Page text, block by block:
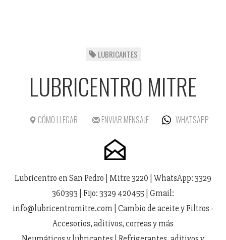
LUBRICANTES
LUBRICENTRO MITRE
CÓMO LLEGAR ENVIAR MENSAJE WHATSAPP
Lubricentro en San Pedro | Mitre 3220 | WhatsApp: 3329
360393 | Fijo: 3329 420455 | Gmail:
info@lubricentromitre.com | Cambio de aceite y Filtros -
Accesorios, aditivos, correas y más